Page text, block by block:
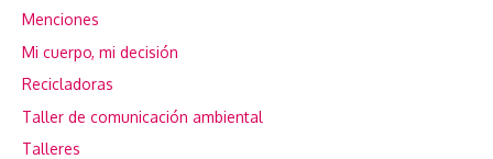
Menciones
Mi cuerpo, mi decisión
Recicladoras
Taller de comunicación ambiental
Talleres